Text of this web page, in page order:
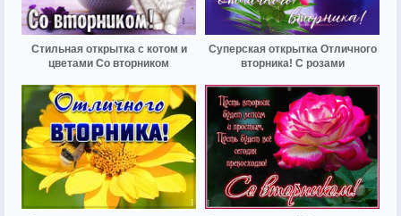
Стильная открытка с котом и
цветами Со вторником
Суперская открытка Отличного
вторника! С розами